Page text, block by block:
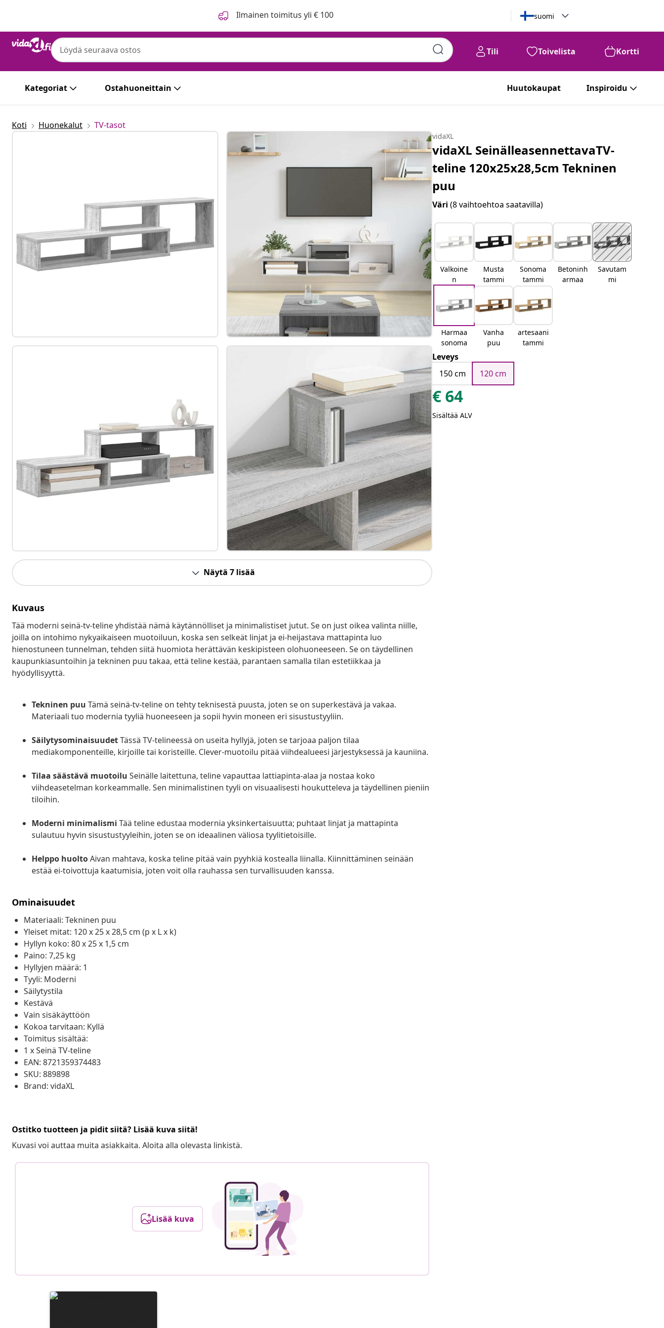
Ilmainen toimitus yli € 100 suomi
Tili Toivelista Kortti
Kategoriat Ostahuoneittain Huutokaupat Inspiroidu
Koti Huonekalut TV-tasot
Näytä 7 lisää
Kuvaus
Tää moderni seinä-tv-teline yhdistää nämä käytännölliset ja minimalistiset jutut. Se on just oikea valinta niille,
joilla on intohimo nykyaikaiseen muotoiluun, koska sen selkeät linjat ja ei-heijastava mattapinta luo
hienostuneen tunnelman, tehden siitä huomiota herättävän keskipisteen olohuoneeseen. Se on täydellinen
kaupunkiasuntoihin ja tekninen puu takaa, että teline kestää, parantaen samalla tilan estetiikkaa ja
hyödyllisyyttä.
Tekninen puu Tämä seinä-tv-teline on tehty teknisestä puusta, joten se on superkestävä ja vakaa.
Materiaali tuo modernia tyyliä huoneeseen ja sopii hyvin moneen eri sisustustyyliin.
SäilytysominaisuudetTässä TV-telineessä on useita hyllyjä, joten se tarjoaa paljon tilaa
mediakomponenteille, kirjoille tai koristeille. Clever-muotoilu pitää viihdealueesi järjestyksessä ja kauniina.
Tilaa säästävä muotoilu Seinälle laitettuna, teline vapauttaa lattiapinta-alaa ja nostaa koko
viihdeasetelman korkeammalle. Sen minimalistinen tyyli on visuaalisesti houkutteleva ja täydellinen pieniin
tiloihin.
Moderni minimalismi Tää teline edustaa modernia yksinkertaisuutta; puhtaat linjat ja mattapinta
sulautuu hyvin sisustustyyleihin, joten se on ideaalinen väliosa tyylitietoisille.
Helppo huoltoAivan mahtava, koska teline pitää vain pyyhkiä kostealla liinalla. Kiinnittäminen seinään
estää ei-toivottuja kaatumisia, joten voit olla rauhassa sen turvallisuuden kanssa.
Ominaisuudet
Materiaali: Tekninen puu
Yleiset mitat: 120 x 25 x 28,5 cm (p x L x k)
Hyllyn koko: 80 x 25 x 1,5 cm
Paino: 7,25 kg
Hyllyjen määrä: 1
Tyyli: Moderni
Säilytystila
Kestävä
Vain sisäkäyttöön
Kokoa tarvitaan: Kyllä
Toimitus sisältää:
1 x Seinä TV-teline
EAN: 8721359374483
SKU: 889898
Brand: vidaXL
Ostitko tuotteen ja pidit siitä? Lisää kuva siitä!
Kuvasi voi auttaa muita asiakkaita. Aloita alla olevasta linkistä.
Lisää kuva
vidaXL
vidaXL SeinälleasennettavaTV-
teline 120x25x28,5cm Tekninen
puu
Väri(8 vaihtoehtoa saatavilla)
Valkoine
n
Musta
tammi
Sonoma
tammi
Betoninh
armaa
Savutam
mi
Harmaa
sonoma
Vanha
puu
artesaani
tammi
Leveys
150 cm
120 cm
€ 64
Sisältää ALV